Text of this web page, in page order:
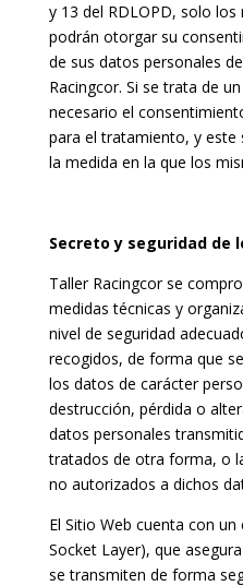
y 13 del RDLOPD, solo
podrán otorgar su
de sus datos personales
Racingcor. Si se trata de
necesario el
para el tratamiento, y este
la medida en la que los
Secreto y seguridad de
Taller Racingcor se
medidas técnicas y
nivel de seguridad
recogidos, de forma que
los datos de carácter
destrucción, pérdida o
datos personales
tratados de otra forma, o
no autorizados a dichos
El Sitio Web cuenta con un
Socket Layer), que
se transmiten de forma